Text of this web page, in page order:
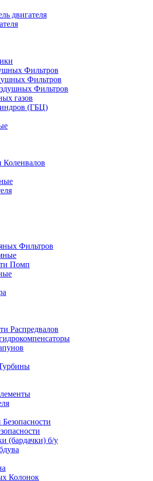
двигателя
Фильтров
Фильтров
Фильтров
газов
(ГБЦ)
Коленвалов
Фильтров
Помп
Распредвалов
(бардачки) б/у
Колонок